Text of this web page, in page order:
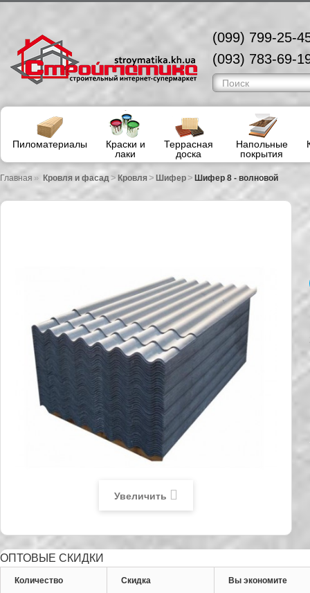
(099) 799-25-
(093) 783-69-
Пиломатериалы
Краски и
лаки
Террасная
доска
Напольные
покрытия
Главная » Кровля и фасад> Кровля > Шифер > Шифер 8 - волновой
Увеличить
ОПТОВЫЕ СКИДКИ
Количество Скидка Вы экономите